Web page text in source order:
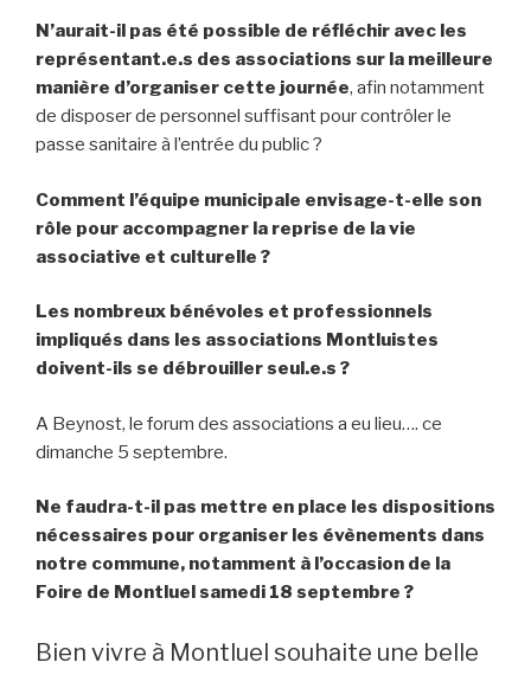
N’aurait-il pas été possible de réfléchir avec les
représentant.e.s des associations sur la meilleure
manière d’organiser cette journée, afin notamment
de disposer de personnel suffisant pour contrôler le
passe sanitaire à l’entrée du public ?
Comment l’équipe municipale envisage-t-elle son
rôle pour accompagner la reprise de la vie
associative et culturelle ?
Les nombreux bénévoles et professionnels
impliqués dans les associations Montluistes
doivent-ils se débrouiller seul.e.s ?
A Beynost, le forum des associations a eu lieu…. ce
dimanche 5 septembre.
Ne faudra-t-il pas mettre en place les dispositions
nécessaires pour organiser les évènements dans
notre commune, notamment à l’occasion de la
Foire de Montluel samedi 18 septembre ?
Bien vivre à Montluel souhaite une belle